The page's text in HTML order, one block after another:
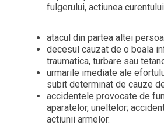
fulgerului, actiunea
atacul din partea altei
decesul cauzat de o boala
traumatica, turbare sau
urmarile imediate ale
subit determinat de cauze
accidentele provocate de
aparatelor, uneltelor;
actiunii armelor.